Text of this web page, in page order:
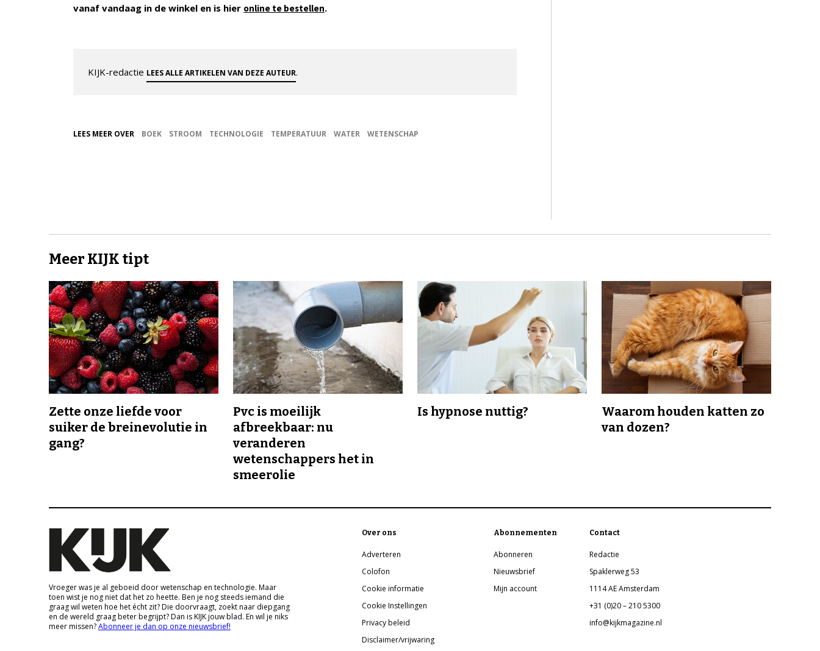
vanaf vandaag in de winkel en is hier online te bestellen.
KIJK-redactie LEES ALLE ARTIKELEN VAN DEZE AUTEUR.
LEES MEER OVER BOEK STROOM TECHNOLOGIE TEMPERATUUR WATER WETENSCHAP
Meer KIJK tipt
Zette onze liefde voor
suiker de breinevolutie in
gang?
Pvc is moeilijk
afbreekbaar: nu
veranderen
wetenschappers het in
smeerolie
Is hypnose nuttig?
Waarom houden katten zo
van dozen?
Vroeger was je al geboeid door wetenschap en technologie. Maar
toen wist je nog niet dat het zo heette. Ben je nog steeds iemand die
graag wil weten hoe het écht zit? Die doorvraagt, zoekt naar diepgang
en de wereld graag beter begrijpt? Dan is KIJK jouw blad. En wil je niks
meer missen?Abonneer je dan op onze nieuwsbrief!
Over ons
Adverteren
Colofon
Cookie informatie
Cookie Instellingen
Privacy beleid
Disclaimer/vrijwaring
Abonnementen
Abonneren
Nieuwsbrief
Mijn account
Contact
Redactie
Spaklerweg 53
1114 AE Amsterdam
+31 (0)20 – 210 5300
info@kijkmagazine.nl